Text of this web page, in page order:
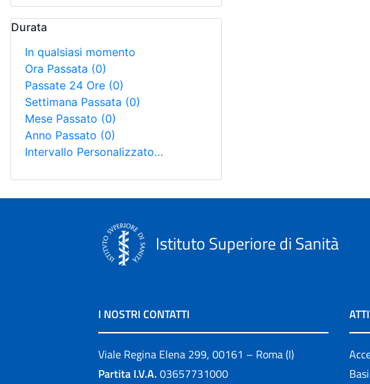
Durata
In qualsiasi momento
Ora Passata (0)
Passate 24 Ore (0)
Settimana Passata (0)
Mese Passato (0)
Anno Passato (0)
Intervallo Personalizzato…
Istituto Superiore di Sanità
I NOSTRI CONTATTI
Viale Regina Elena 299, 00161 – Roma (I)
Partita I.V.A. 03657731000